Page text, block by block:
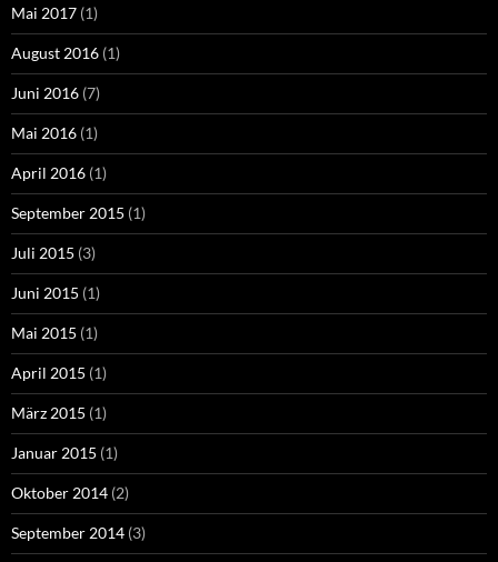
Mai 2017 (1)
August 2016 (1)
Juni 2016 (7)
Mai 2016 (1)
April 2016 (1)
September 2015 (1)
Juli 2015 (3)
Juni 2015 (1)
Mai 2015 (1)
April 2015 (1)
März 2015 (1)
Januar 2015 (1)
Oktober 2014 (2)
September 2014 (3)